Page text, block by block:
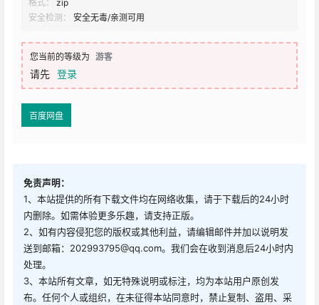
格式：
zip
安全检测：
安全无毒/亲测可用
您当前的等级为 游客
请先 登录
百度网盘
免责声明：
1、本站提供的所有下载文件均在网络收集，请于下载后的24小时
内删除。如需体验更多乐趣，请支持正版。
2、如有内容侵犯您的版权或其他利益，请编辑邮件并加以说明发
送到邮箱：202993795@qq.com。我们会在收到消息后24小时内
处理。
3、本站所有文章，如无特殊说明或标注，均为本站用户原创发
布。任何个人或组织，在未征得本站同意时，禁止复制、盗用、采